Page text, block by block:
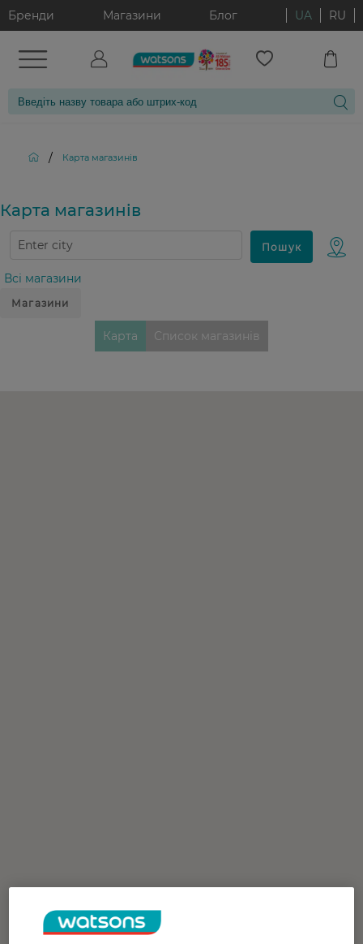
Бренди Магазини Блог UA RU
/ Карта магазинiв
Карта магазинiв
Всі магазини